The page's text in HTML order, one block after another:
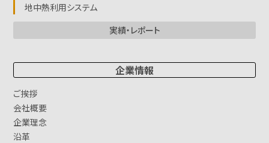
地中熱利用システム
実績・レポート
企業情報
ご挨拶
会社概要
企業理念
沿革